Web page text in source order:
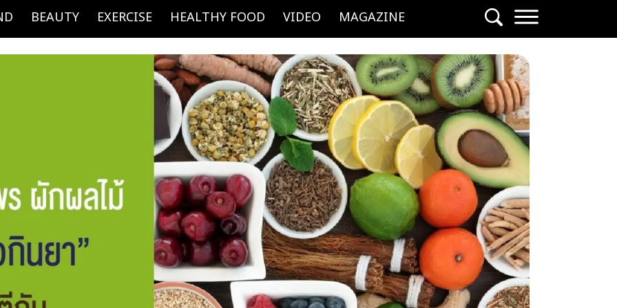
BEAUTY EXERCISE HEALTHY FOOD VIDEO MAGAZINE